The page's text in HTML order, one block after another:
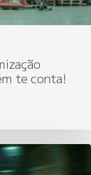
te conta!